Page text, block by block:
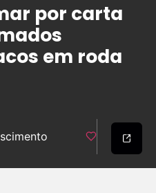
por carta
em roda